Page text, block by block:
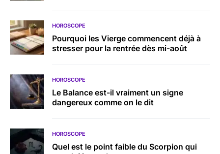
HOROSCOPE
Pourquoi les Vierge commencent déjà à
stresser pour la rentrée dès mi-août
HOROSCOPE
Le Balance est-il vraiment un signe
dangereux comme on le dit
HOROSCOPE
Quel est le point faible du Scorpion qui